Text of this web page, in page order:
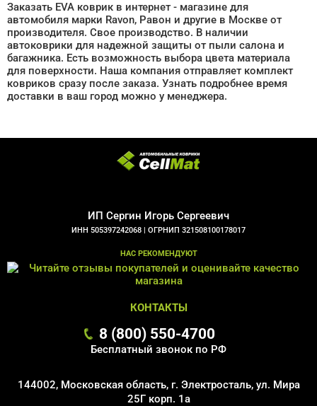
Заказать EVA коврик в интернет - магазине для
автомобиля марки Ravon, Равон и другие в Москве от
производителя. Свое производство. В наличии
автоковрики для надежной защиты от пыли салона и
багажника. Есть возможность выбора цвета материала
для поверхности. Наша компания отправляет комплект
ковриков сразу после заказа. Узнать подробнее время
доставки в ваш город можно у менеджера.
ИП Сергин Игорь Сергеевич
ИНН 505397242068 | ОГРНИП 321508100178017
НАС РЕКОМЕНДУЮТ
КОНТАКТЫ
8 (800) 550-4700
Бесплатный звонок по РФ
144002, Московская область, г. Электросталь, ул. Мира
25Г корп. 1а